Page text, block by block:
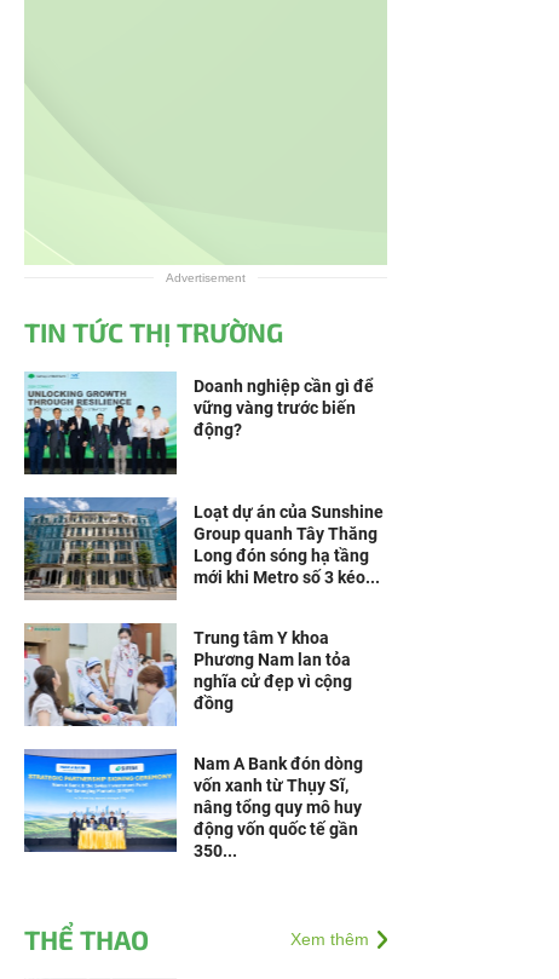
Advertisement
TIN TỨC THỊ TRƯỜNG
Doanh nghiệp cần gì để
vững vàng trước biến
động?
Loạt dự án của Sunshine
Group quanh Tây Thăng
Long đón sóng hạ tầng
mới khi Metro số 3 kéo...
Trung tâm Y khoa
Phương Nam lan tỏa
nghĩa cử đẹp vì cộng
đồng
Nam A Bank đón dòng
vốn xanh từ Thụy Sĩ,
nâng tổng quy mô huy
động vốn quốc tế gần
350...
THỂ THAO Xem thêm